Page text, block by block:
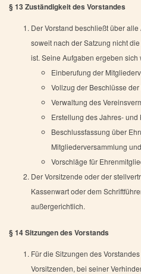
§ 13 Zuständigkeit des Vorstandes
Der Vorstand beschließt über
soweit nach der Satzung nicht
ist. Seine Aufgaben ergeben sich
Einberufung der
Vollzug der Beschlüsse
Verwaltung des
Erstellung des Jahres- und
Beschlussfassung über
Mitgliederversammlung
Vorschläge für
Der Vorsitzende oder der
Kassenwart oder dem
außergerichtlich.
§ 14 Sitzungen des Vorstands
Für die Sitzungen des
Vorsitzenden, bei seiner